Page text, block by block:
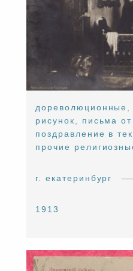
дореволюционные
рисунок
письма
поздравление в
прочие
г. екатеринбург
1913